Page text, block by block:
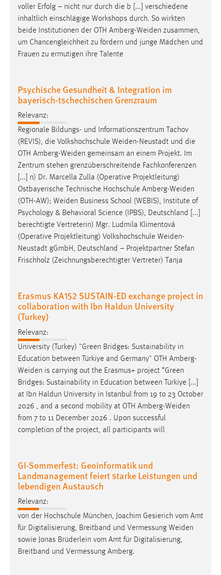
voller Erfolg – nicht nur durch die b [...] verschiedene
inhaltlich einschlägige Workshops durch. So wirkten
beide Institutionen der OTH Amberg-Weiden zusammen,
um Chancengleichheit zu fördern und junge Mädchen und
Frauen zu ermutigen ihre Talente
Psychische Gesundheit & Integration im
bayerisch-tschechischen Grenzraum
Relevanz:
Regionale Bildungs- und Informationszentrum Tachov
(REVIS), die Volkshochschule Weiden-Neustadt und die
OTH Amberg-Weiden gemeinsam an einem Projekt. Im
Zentrum stehen grenzüberschreitende Fachkonferenzen
[...] n) Dr. Marcella Zulla (Operative Projektleitung)
Ostbayerische Technische Hochschule Amberg-Weiden
(OTH-AW); Weiden Business School (WEBIS), Institute of
Psychology & Behavioral Science (IPBS), Deutschland [...]
berechtigte Vertreterin) Mgr. Ludmila Klimentová
(Operative Projektleitung) Volkshochschule Weiden-
Neustadt gGmbH, Deutschland – Projektpartner Stefan
Frischholz (Zeichnungsberechtigter Vertreter) Tanja
Erasmus KA152 SUSTAIN-ED exchange project in
collaboration with Ibn Haldun University
(Turkey)
Relevanz:
University (Turkey) "Green Bridges: Sustainability in
Education between Türkiye and Germany" OTH Amberg-
Weiden is carrying out the Erasmus+ project “Green
Bridges: Sustainability in Education between Türkiye [...]
at Ibn Haldun University in Istanbul from 19 to 23 October
2026 , and a second mobility at OTH Amberg-Weiden
from 7 to 11 December 2026 . Upon successful
completion of the project, all participants will
GI-Sommerfest: Geoinformatik und
Landmanagement feiert starke Leistungen und
lebendigen Austausch
Relevanz:
von der Hochschule München, Joachim Gesierich vom Amt
für Digitalisierung, Breitband und Vermessung Weiden
sowie Jonas Brüderlein vom Amt für Digitalisierung,
Breitband und Vermessung Amberg.
Conversion-Tracking
Cookie Laufzeit:
3 Monate
Name:
_fbp
Anbieter:
Facebook
Zweck:
Conversion-Tracking
Cookie Laufzeit:
3 Monate
EXTERNE MEDIEN
Um Inhalte von Videoplattformen und Social Media
Plattformen anzeigen zu können, werden von diesen
externen Medien Cookies gesetzt.
Vimeo